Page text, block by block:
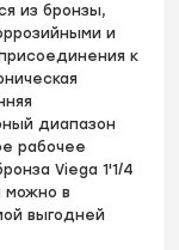
из бронзы,
и
к
диапазон
рабочее
Viega 1'1/4
можно в
выгодней